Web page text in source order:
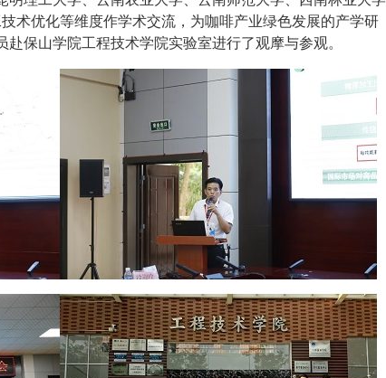
术优化等维度作学术交流，为咖啡产业绿色发展的产学研
保山学院工程技术学院实验室进行了观摩与参观。